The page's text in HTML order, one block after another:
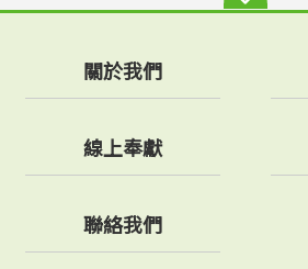
關於我們
線上奉獻
聯絡我們